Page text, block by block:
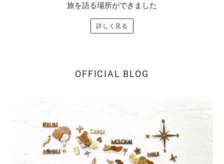
旅を語る場所ができました
詳しく見る
OFFICIAL BLOG